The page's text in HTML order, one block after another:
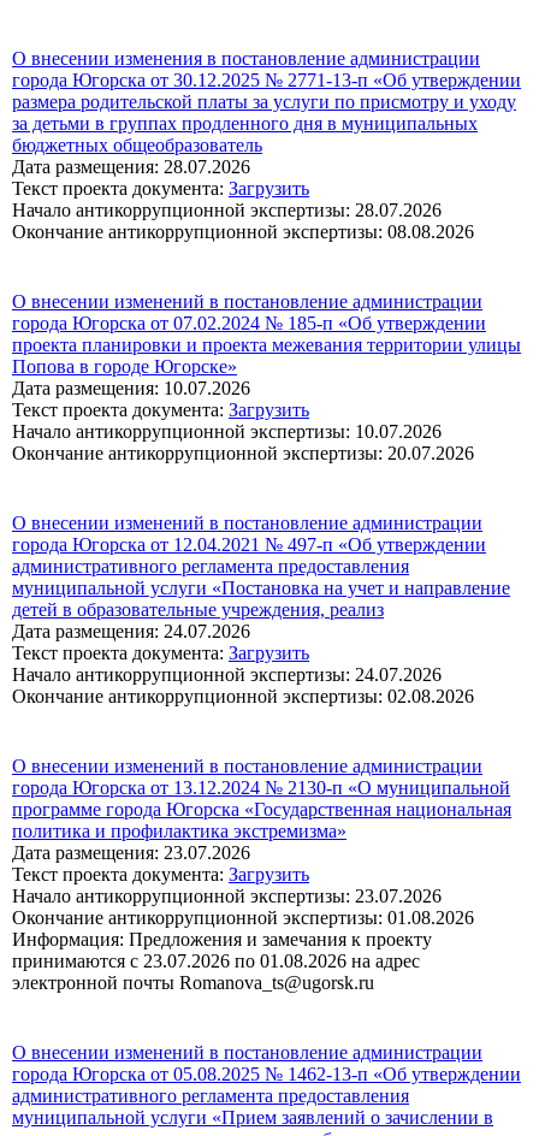
О внесении изменения в постановление администрации
города Югорска от 30.12.2025 № 2771-13-п «Об утверждении
размера родительской платы за услуги по присмотру и уходу
за детьми в группах продленного дня в муниципальных
бюджетных общеобразователь
Дата размещения: 28.07.2026
Текст проекта документа: Загрузить
Начало антикоррупционной экспертизы: 28.07.2026
Окончание антикоррупционной экспертизы: 08.08.2026
О внесении изменений в постановление администрации
города Югорска от 07.02.2024 № 185-п «Об утверждении
проекта планировки и проекта межевания территории улицы
Попова в городе Югорске»
Дата размещения: 10.07.2026
Текст проекта документа: Загрузить
Начало антикоррупционной экспертизы: 10.07.2026
Окончание антикоррупционной экспертизы: 20.07.2026
О внесении изменений в постановление администрации
города Югорска от 12.04.2021 № 497-п «Об утверждении
административного регламента предоставления
муниципальной услуги «Постановка на учет и направление
детей в образовательные учреждения, реализ
Дата размещения: 24.07.2026
Текст проекта документа: Загрузить
Начало антикоррупционной экспертизы: 24.07.2026
Окончание антикоррупционной экспертизы: 02.08.2026
О внесении изменений в постановление администрации
города Югорска от 13.12.2024 № 2130-п «О муниципальной
программе города Югорска «Государственная национальная
политика и профилактика экстремизма»
Дата размещения: 23.07.2026
Текст проекта документа: Загрузить
Начало антикоррупционной экспертизы: 23.07.2026
Окончание антикоррупционной экспертизы: 01.08.2026
Информация: Предложения и замечания к проекту
принимаются с 23.07.2026 по 01.08.2026 на адрес
электронной почты Romanova_ts@ugorsk.ru
О внесении изменений в постановление администрации
города Югорска от 05.08.2025 № 1462-13-п «Об утверждении
административного регламента предоставления
муниципальной услуги «Прием заявлений о зачислении в